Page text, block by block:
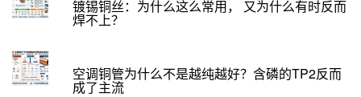
镀锡铜丝：为什么这么常用， 又为什么有时反而
焊不上？
空调铜管为什么不是越纯越好？含磷的TP2反而
成了主流